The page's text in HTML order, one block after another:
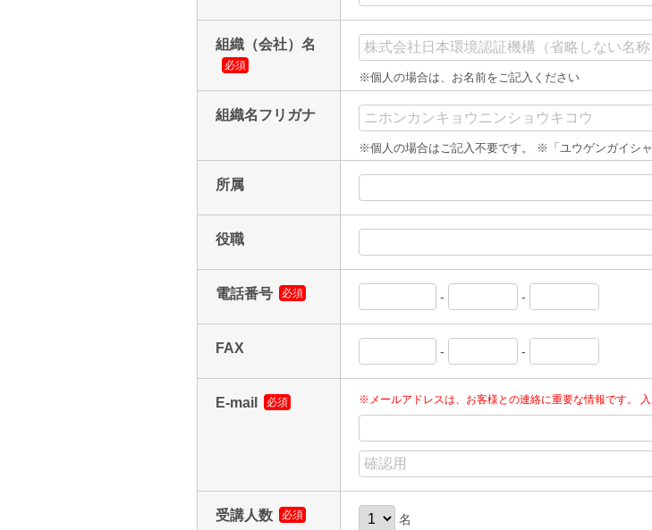
組織（会社）名
必須
※個人の場合は、お名前をご記入ください
組織名フリガナ
※個人の場合はご記入不要です。 ※「ユウゲンガイシ
所属
役職
電話番号 必須 - -
FAX - -
E-mail 必須 ※メールアドレスは、お客様との連絡に重要な情報です。
受講人数 必須 名